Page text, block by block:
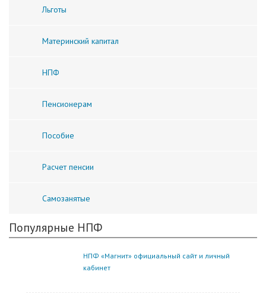
Льготы
Материнский капитал
НПФ
Пенсионерам
Пособие
Расчет пенсии
Самозанятые
Популярные НПФ
НПФ «Магнит» официальный сайт и личный
кабинет